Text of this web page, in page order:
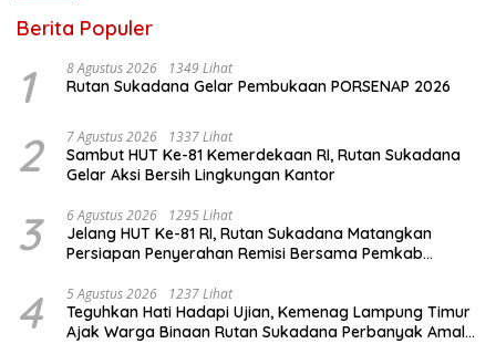
Berita Populer
1 8 Agustus 2026 1349 Lihat
Rutan Sukadana Gelar Pembukaan PORSENAP 2026
2 7 Agustus 2026 1337 Lihat
Sambut HUT Ke-81 Kemerdekaan RI, Rutan Sukadana
Gelar Aksi Bersih Lingkungan Kantor
3 6 Agustus 2026 1295 Lihat
Jelang HUT Ke-81 RI, Rutan Sukadana Matangkan
Persiapan Penyerahan Remisi Bersama Pemkab
4 5 Agustus 2026 1237 Lihat
Teguhkan Hati Hadapi Ujian, Kemenag Lampung Timur
Ajak Warga Binaan Rutan Sukadana Perbanyak Amal